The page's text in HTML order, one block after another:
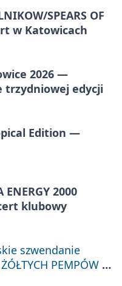
SPEARS OF
w Katowicach
2026 —
trzydniowej edycji
Edition —
2000
klubowy
szwendanie
PEMPÓW z